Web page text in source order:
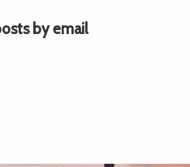
by email